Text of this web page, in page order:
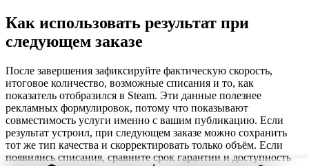
Как использовать результат при
следующем заказе
После завершения зафиксируйте фактическую скорость,
итоговое количество, возможные списания и то, как
показатель отобразился в Steam. Эти данные полезнее
рекламных формулировок, потому что показывают
совместимость услуги именно с вашим публикацию. Если
результат устроил, при следующем заказе можно сохранить
тот же тип качества и скорректировать только объём. Если
появились списания, сравните срок гарантии и доступность